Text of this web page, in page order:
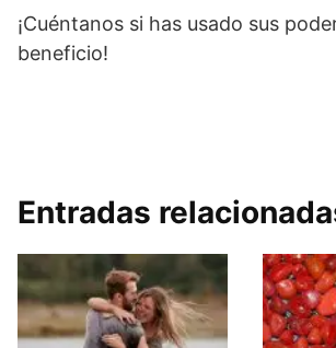
¡Cuéntanos si has usado sus
beneficio!
Entradas